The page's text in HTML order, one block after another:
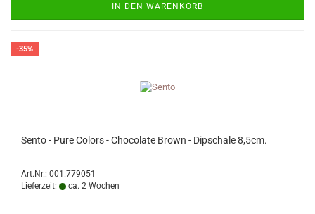
IN DEN WARENKORB
-35%
Sento - Pure Colors - Chocolate Brown - Dipschale 8,5cm.
Art.Nr.: 001.779051
Lieferzeit:
ca. 2 Wochen